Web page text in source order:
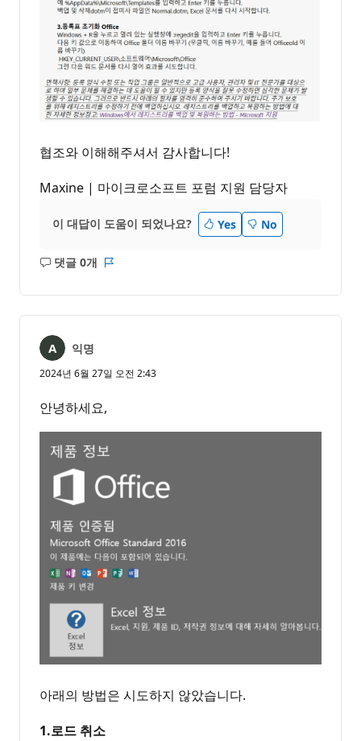
협조와 이해해주셔서 감사합니다!
Maxine | 마이크로소프트 포럼 지원 담당자
이 대답이 도움이 되었나요? Yes No
댓글 0개
설
음
익명
2024년 6월 27일 오전 2:43
안녕하세요,
아래의 방법은 시도하지 않았습니다.
1.로드 취소